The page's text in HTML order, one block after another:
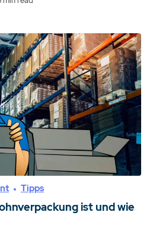
Tipps
ist und wie